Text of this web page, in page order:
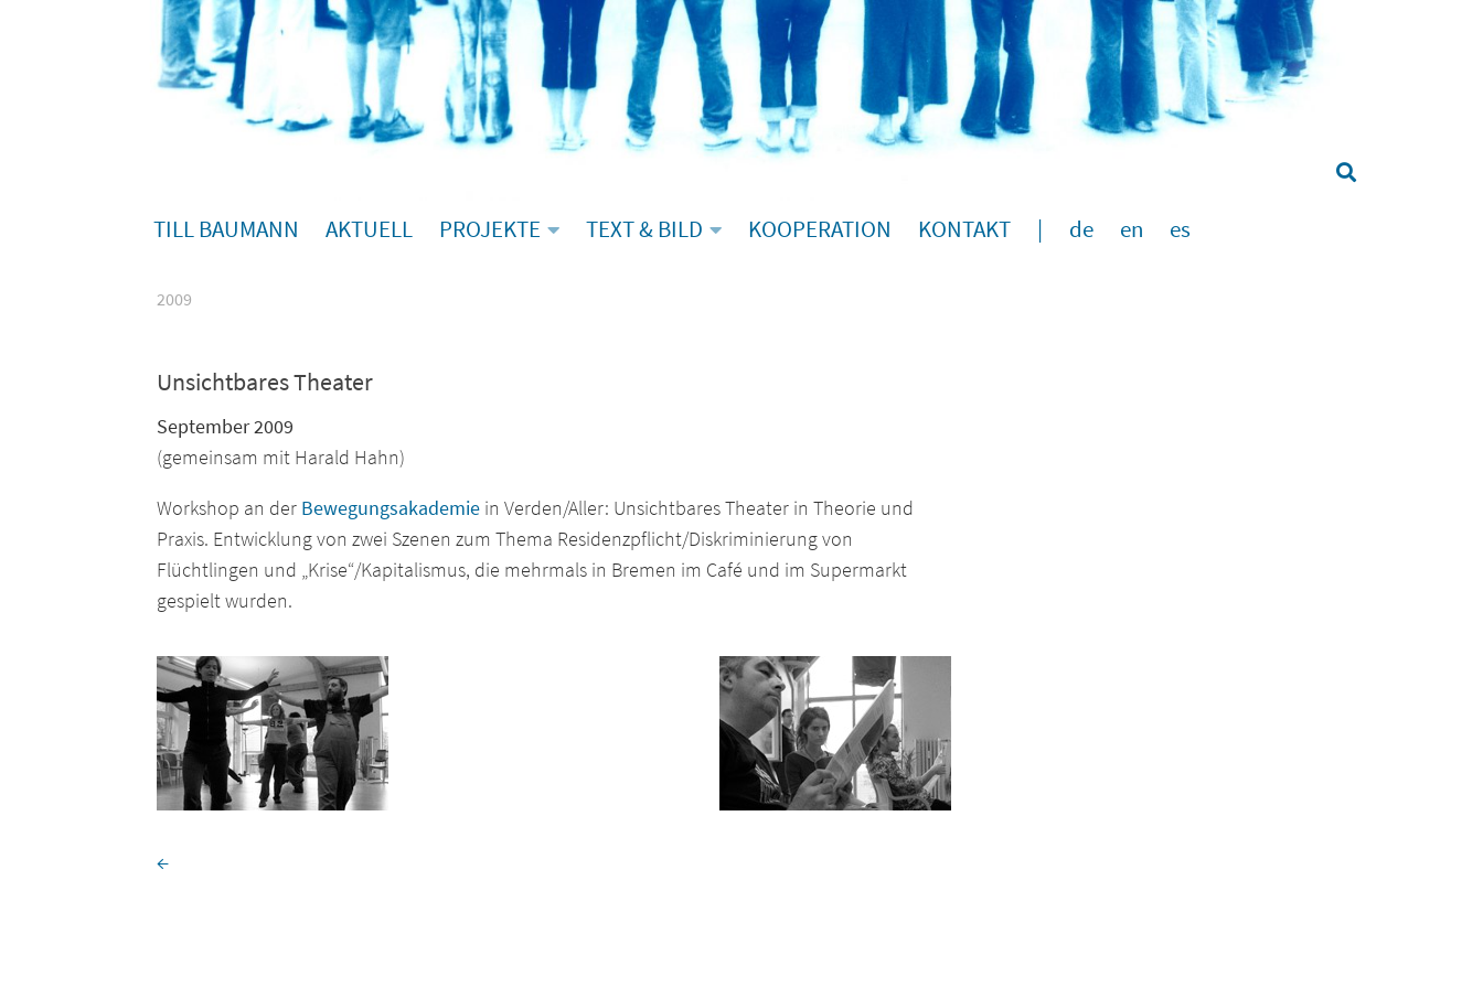
TILL BAUMANN AKTUELL PROJEKTE TEXT & BILD KOOPERATION KONTAKT de en es
2009
Unsichtbares Theater
September 2009
(gemeinsam mit Harald Hahn)
Workshop an der Bewegungsakademie in Verden/Aller: Unsichtbares Theater in Theorie und
Praxis. Entwicklung von zwei Szenen zum Thema Residenzpflicht/Diskriminierung von
Flüchtlingen und „Krise“/Kapitalismus, die mehrmals in Bremen im Café und im Supermarkt
gespielt wurden.
←